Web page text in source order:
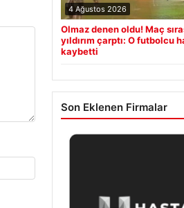
4 Ağustos 2026
Olmaz denen oldu! Maç
yıldırım çarptı: O futbolcu
kaybetti
Son Eklenen Firmalar